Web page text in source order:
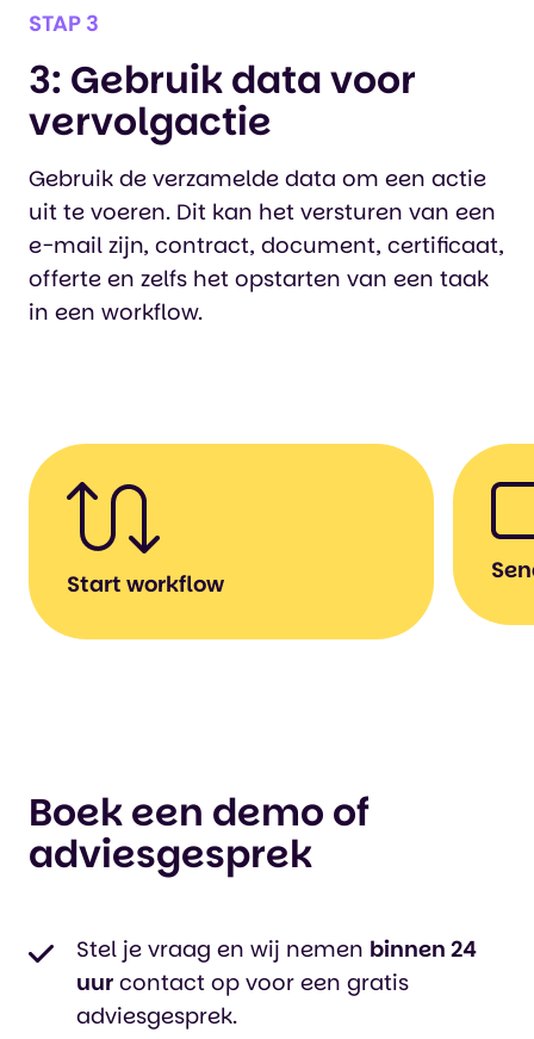
STAP 3
3: Gebruik data voor
vervolgactie
Gebruik de verzamelde data om een actie
uit te voeren. Dit kan het versturen van een
e-mail zijn, contract, document, certificaat,
offerte en zelfs het opstarten van een taak
in een workflow.
Start workflow
Start met formulier
Vele mogelijkheden
Boek een demo of
adviesgesprek
Stel je vraag en wij nemen binnen 24
uur contact op voor een gratis
adviesgesprek.